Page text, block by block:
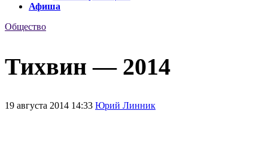
Афиша
Общество
Тихвин — 2014
19 августа 2014 14:33 Юрий Линник